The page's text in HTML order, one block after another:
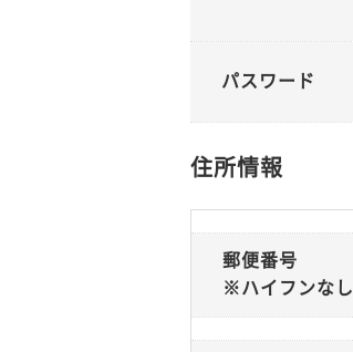
パスワード
住所情報
郵便番号
※ハイフンなし